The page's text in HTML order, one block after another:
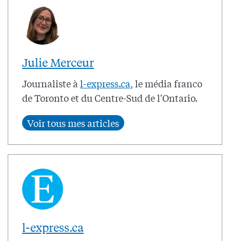
Julie Merceur
Journaliste àl-express.ca, le média franco
de Toronto et du Centre-Sud de l'Ontario.
l-express.ca